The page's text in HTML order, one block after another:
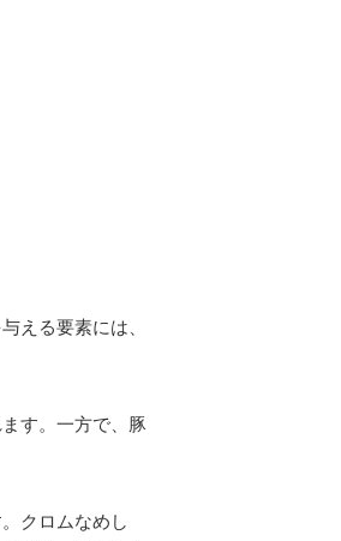
える要素には、
す。一方で、豚
クロムなめし